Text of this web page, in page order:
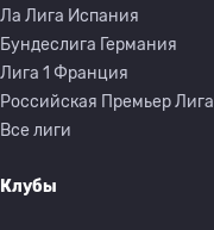
Ла Лига Испания
Бундеслига Германия
Лига 1 Франция
Российская Премьер Лига
Все лиги
Клубы